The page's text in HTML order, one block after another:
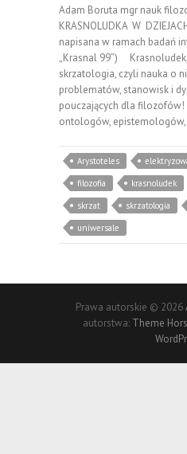
Adam Boruta mgr nauk
KRASNOLUDKA W
napisana w ramach badań
„Krasnal 99”)
skrzatologia, czyli nauka o
problematów, stanowisk i
pouczających dla filozofów!
ontologów,
Arystoteles
filozofia
krasnoludek
skrzat
skrzatologia
uniwersale
Prawa autorskie © 2026
autorstwa: Theme